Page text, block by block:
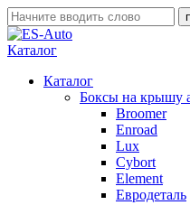
Каталог
Каталог
Боксы на крышу
Broomer
Enroad
Lux
Cybort
Element
Евродеталь